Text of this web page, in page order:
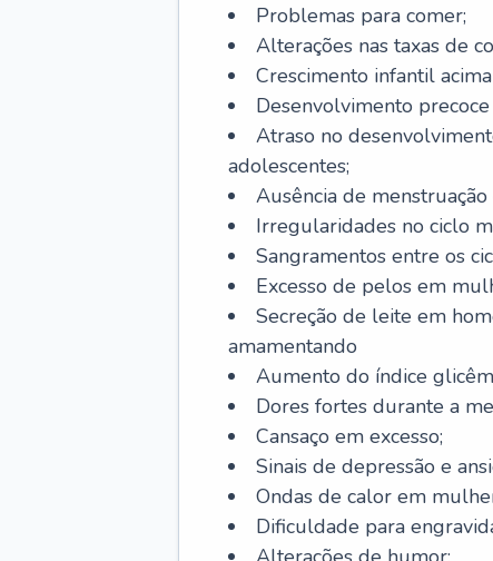
Problemas para comer;
Alterações nas taxas de
Crescimento infantil
Desenvolvimento
Atraso no
adolescentes;
Ausência de
Irregularidades no ciclo
Sangramentos entre os
Excesso de pelos em
Secreção de leite em
amamentando
Aumento do índice
Dores fortes durante a
Cansaço em excesso;
Sinais de depressão e
Ondas de calor em
Dificuldade para